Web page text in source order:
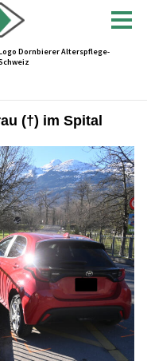
(†) im Spital